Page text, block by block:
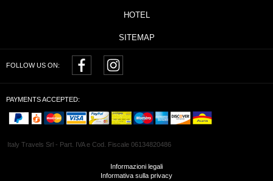
HOTEL
SITEMAP
FOLLOW US ON:
PAYMENTS ACCEPTED:
Italy Travels Srl - Part. IVA e Cod. Fiscale 06134820486
Informazioni legali
Informativa sulla privacy